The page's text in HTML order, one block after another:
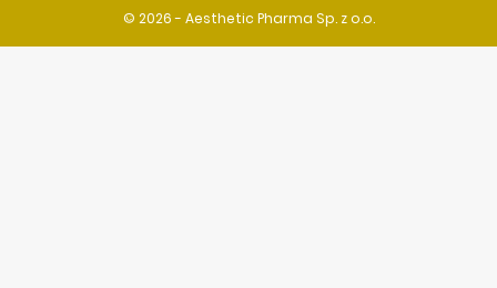
© 2026 - Aesthetic Pharma Sp. z o.o.